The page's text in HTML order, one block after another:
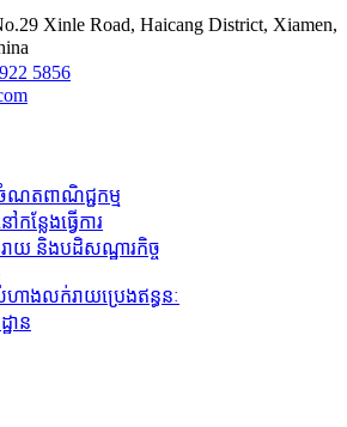
Xinle Road, Haicang District, Xiamen,
5856
តពាណិជ្ជកម្ម
លែងធ្វើការ
យ និងបដិសណ្ឋារកិច្ច
ាងលក់រាយប្រេងឥន្ធនៈ
ាន